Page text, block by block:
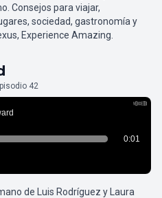
Consejos para viajar,
sociedad, gastronomía y
Experience Amazing.
42
de Luis Rodríguez y Laura